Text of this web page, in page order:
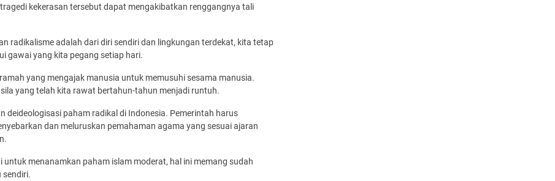
kekerasan tersebut dapat mengakibatkan renggangnya tali
radikalisme adalah dari diri sendiri dan lingkungan terdekat, kita tetap
gawai yang kita pegang setiap hari.
yang mengajak manusia untuk memusuhi sesama manusia.
yang telah kita rawat bertahun-tahun menjadi runtuh.
deideologisasi paham radikal di Indonesia. Pemerintah harus
dan meluruskan pemahaman agama yang sesuai ajaran
menanamkan paham islam moderat, hal ini memang sudah
sendiri.